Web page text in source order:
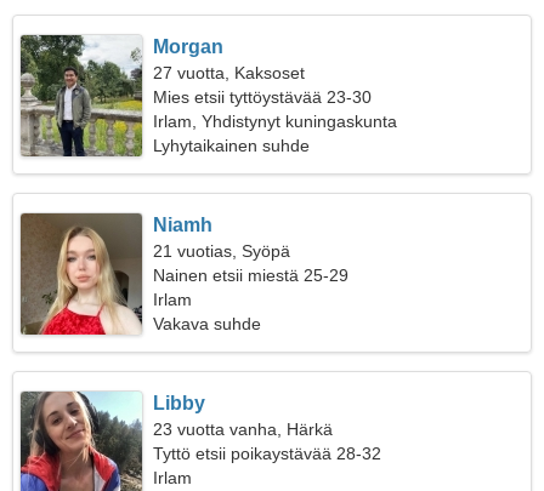
Morgan
27 vuotta, Kaksoset
Mies etsii tyttöystävää 23-30
Irlam, Yhdistynyt kuningaskunta
Lyhytaikainen suhde
Niamh
21 vuotias, Syöpä
Nainen etsii miestä 25-29
Irlam
Vakava suhde
Libby
23 vuotta vanha, Härkä
Tyttö etsii poikaystävää 28-32
Irlam